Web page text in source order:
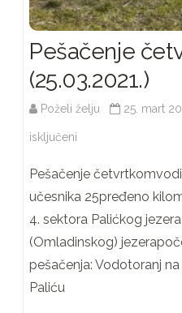
Pešačenje
(25.03.2021.)
Poželi želju 25. mart
isključeni
četvrtkom
(25.03.2021.)
Pešačenje
učesnika 25pređeno
4. sektora Palićkog
(Omladinskog)
pešačenja: Vodotoranj
Paliću